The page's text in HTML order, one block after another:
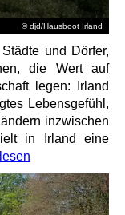
© djd/Hausboot Irland
und Dörfer,
die Wert auf
legen: Irland
Lebensgefühl,
inzwischen
in Irland eine